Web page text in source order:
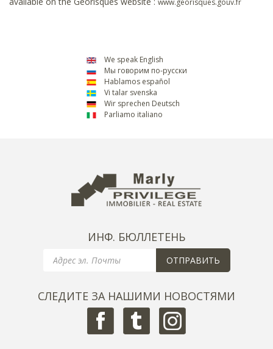
We speak English
Мы говорим по-русски
Hablamos español
Vi talar svenska
Wir sprechen Deutsch
Parliamo italiano
ИНФ. БЮЛЛЕТЕНЬ
Email
ОТПРАВИТЬ
СЛЕДИТЕ ЗА НАШИМИ НОВОСТЯМИ